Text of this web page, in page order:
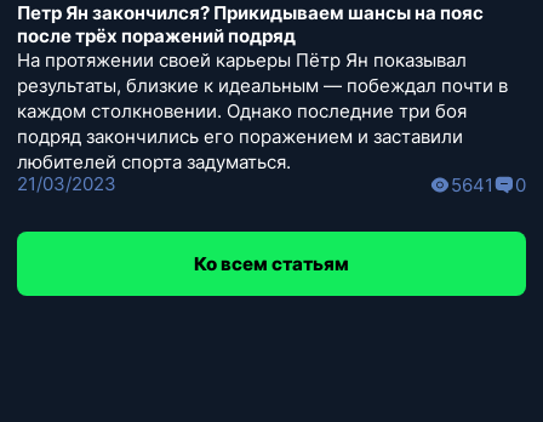
Петр Ян закончился? Прикидываем шансы на пояс
после трёх поражений подряд
На протяжении своей карьеры Пётр Ян показывал
результаты, близкие к идеальным — побеждал почти в
каждом столкновении. Однако последние три боя
подряд закончились его поражением и заставили
любителей спорта задуматься.
21/03/2023
5641 0
Ко всем статьям